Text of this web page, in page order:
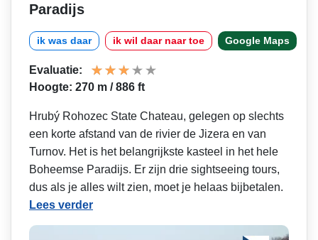
Paradijs
ik was daar ik wil daar naar toe Google Maps
Evaluatie:
Hoogte: 270 m / 886 ft
Hrubý Rohozec State Chateau, gelegen op slechts
een korte afstand van de rivier de Jizera en van
Turnov. Het is het belangrijkste kasteel in het hele
Boheemse Paradijs. Er zijn drie sightseeing tours,
dus als je alles wilt zien, moet je helaas bijbetalen.
Lees verder